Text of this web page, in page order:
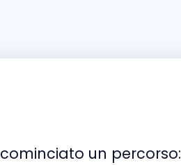
un percorso: